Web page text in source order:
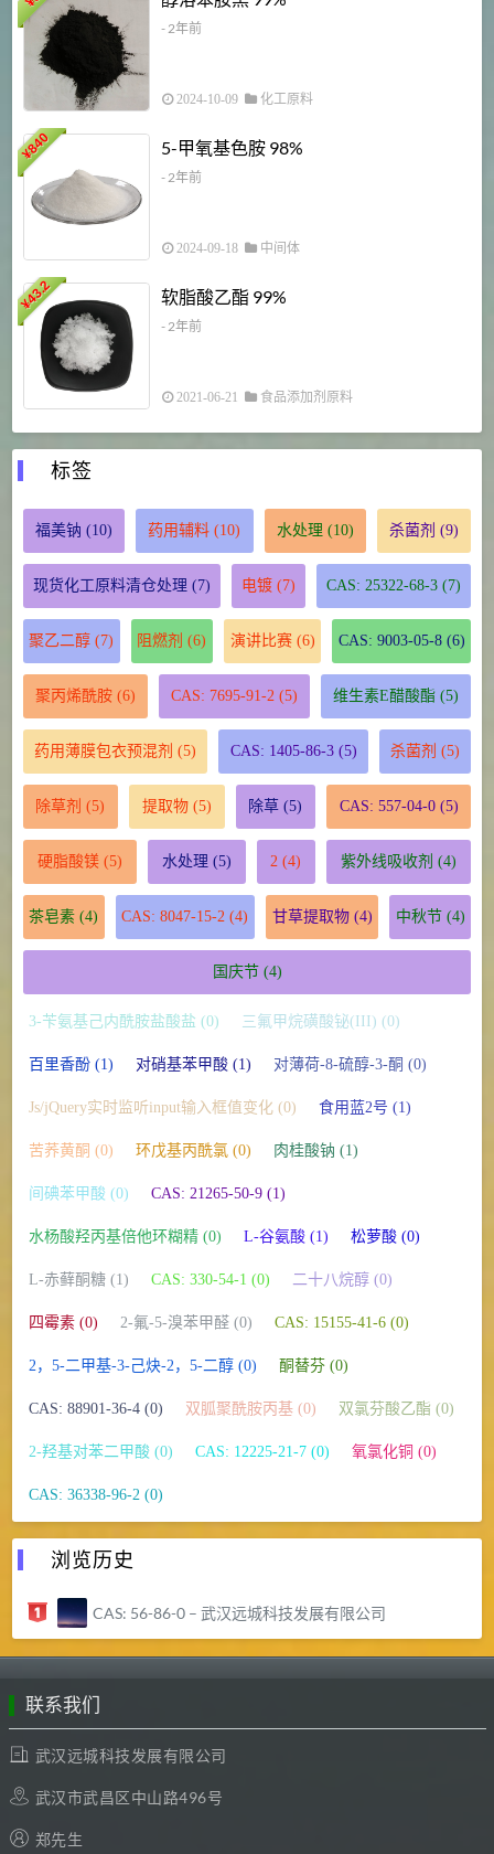
- 2年前
2024-10-09 化工原料
¥
840 5-甲氧基色胺 98%
- 2年前
2024-09-18 中间体
¥
43.2 软脂酸乙酯 99%
- 2年前
2021-06-21 食品添加剂原料
标签
福美钠 (10) 药用辅料 (10) 水处理 (10) 杀菌剂 (9)
现货化工原料清仓处理 (7) 电镀 (7) CAS: 25322-68-3 (7)
聚乙二醇 (7) 阻燃剂 (6) 演讲比赛(6) CAS: 9003-05-8(6)
聚丙烯酰胺(6) CAS: 7695-91-2 (5) 维生素E醋酸酯 (5)
药用薄膜包衣预混剂 (5) CAS: 1405-86-3(5) 杀菌剂 (5)
除草剂 (5) 提取物(5) 除草 (5) CAS: 557-04-0(5)
硬脂酸镁(5) 水处理 (5) 2 (4) 紫外线吸收剂 (4)
茶皂素 (4) CAS: 8047-15-2 (4) 甘草提取物(4) 中秋节(4)
国庆节(4)
3-苄氨基己内酰胺盐酸盐 (0) 三氟甲烷磺酸铋(III) (0)
百里香酚 (1) 对硝基苯甲酸 (1) 对薄荷-8-硫醇-3-酮 (0)
Js/jQuery实时监听input输入框值变化 (0) 食用蓝2号 (1)
苦荞黄酮 (0) 环戊基丙酰氯 (0) 肉桂酸钠 (1)
间碘苯甲酸 (0) CAS: 21265-50-9 (1)
水杨酸羟丙基倍他环糊精 (0) L-谷氨酸 (1) 松萝酸 (0)
L-赤藓酮糖 (1) CAS: 330-54-1 (0) 二十八烷醇 (0)
四霉素 (0) 2-氟-5-溴苯甲醛 (0) CAS: 15155-41-6 (0)
2，5-二甲基-3-己炔-2，5-二醇 (0) 酮替芬 (0)
CAS: 88901-36-4 (0) 双胍聚酰胺丙基 (0) 双氯芬酸乙酯 (0)
2-羟基对苯二甲酸 (0) CAS: 12225-21-7 (0) 氧氯化铜 (0)
CAS: 36338-96-2 (0)
浏览历史
CAS: 56-86-0 – 武汉远城科技发展有限公司
联系我们
武汉远城科技发展有限公司
武汉市武昌区中山路496号
郑先生